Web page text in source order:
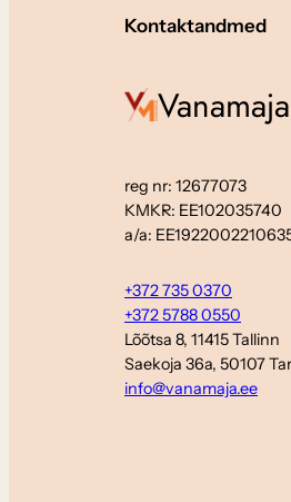
Kontaktandmed
reg nr: 12677073
KMKR: EE102035740
a/a:
+372 735 0370
+372 5788 0550
Lõõtsa 8, 11415 Tallinn
Saekoja 36a, 50107
info@vanamaja.ee